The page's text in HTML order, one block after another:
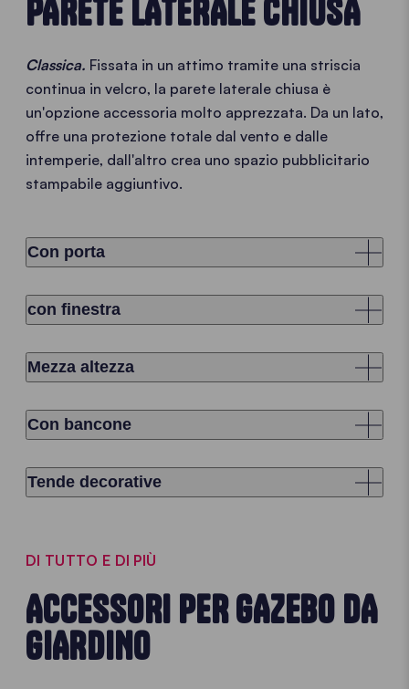
PARETE LATERALE CHIUSA
Classica. Fissata in un attimo tramite una striscia
continua in velcro, la parete laterale chiusa è
un'opzione accessoria molto apprezzata. Da un lato,
offre una protezione totale dal vento e dalle
intemperie, dall'altro crea uno spazio pubblicitario
stampabile aggiuntivo.
Con porta
con finestra
Mezza altezza
Con bancone
Tende decorative
DI TUTTO E DI PIÙ
ACCESSORI PER GAZEBO DA
GIARDINO